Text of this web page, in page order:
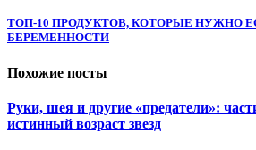
ТОП-10 ПРОДУКТОВ, КОТОРЫЕ НУЖНО
БЕРЕМЕННОСТИ
Похожие посты
Руки, шея и другие «предатели»:
истинный возраст звезд